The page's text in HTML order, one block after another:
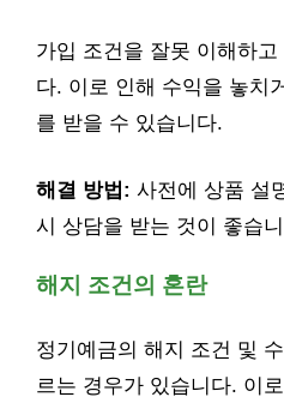
가입 조건을 잘못 이해하
다. 이로 인해 수익을 놓치
를 받을 수 있습니다.
해결 방법: 사전에 상품 설
시 상담을 받는 것이 좋습
해지 조건의 혼란
정기예금의 해지 조건 및
르는 경우가 있습니다. 이